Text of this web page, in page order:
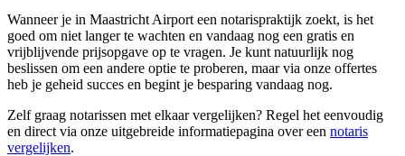
Wanneer je in Maastricht Airport een notarispraktijk zoekt, is het
goed om niet langer te wachten en vandaag nog een gratis en
vrijblijvende prijsopgave op te vragen. Je kunt natuurlijk nog
beslissen om een andere optie te proberen, maar via onze offertes
heb je geheid succes en begint je besparing vandaag nog.
Zelf graag notarissen met elkaar vergelijken? Regel het eenvoudig
en direct via onze uitgebreide informatiepagina over een notaris
vergelijken.